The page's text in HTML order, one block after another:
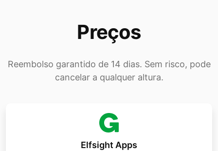
Preços
Reembolso garantido de 14 dias. Sem risco, pode
cancelar a qualquer altura.
Elfsight Apps